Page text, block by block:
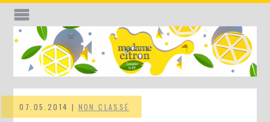
07.05.2014 | NON CLASSÉ